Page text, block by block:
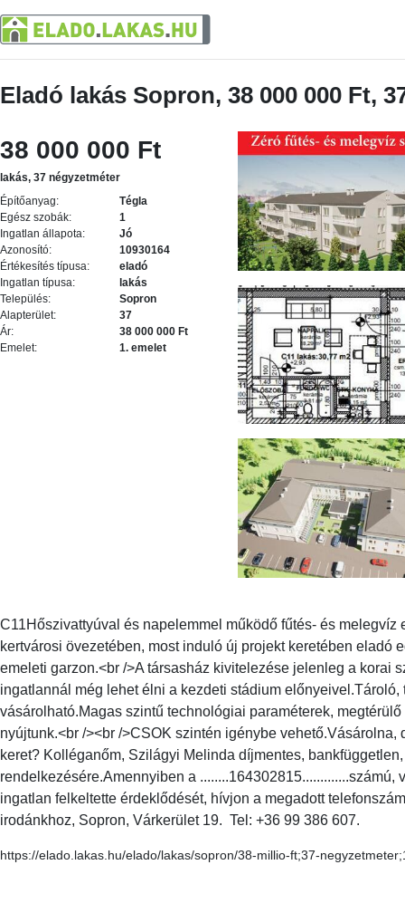
Eladó lakás Sopron, 38 000 000 Ft,
38 000 000 Ft
lakás, 37 négyzetméter
Építőanyag:
Tégla
Egész szobák:
1
Ingatlan állapota:
Jó
Azonosító:
10930164
Értékesítés típusa:
eladó
Ingatlan típusa:
lakás
Település:
Sopron
Alapterület:
37
Ár:
38 000 000 Ft
Emelet:
1. emelet
C11Hőszivattyúval és napelemmel működő fűtés- és
kertvárosi övezetében, most induló új projekt keretében eladó
emeleti garzon.<br />A társasház kivitelezése jelenleg a korai
ingatlannál még lehet élni a kezdeti stádium
vásárolható.Magas szintű technológiai paraméterek,
nyújtunk.<br /><br />CSOK szintén igénybe
keret? Kolléganőm, Szilágyi Melinda díjmentes,
rendelkezésére.Amennyiben a
ingatlan felkeltette érdeklődését, hívjon a megadott
irodánkhoz, Sopron, Várkerület 19. Tel: +36 99 386 607.
https://elado.lakas.hu/elado/lakas/sopron/38-millio-ft;37-